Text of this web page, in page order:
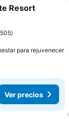
Resort
para rejuvenecer
Ver precios